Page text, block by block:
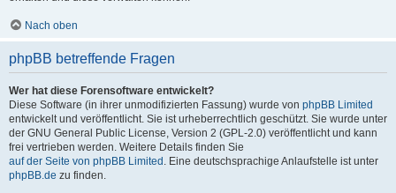
Nach oben
phpBB betreffende Fragen
Wer hat diese Forensoftware entwickelt?
Diese Software (in ihrer unmodifizierten Fassung) wurde von phpBB Limited
entwickelt und veröffentlicht. Sie ist urheberrechtlich geschützt. Sie wurde unter
der GNU General Public License, Version 2 (GPL-2.0) veröffentlicht und kann
frei vertrieben werden. Weitere Details finden Sie
auf der Seite von phpBB Limited . Eine deutschsprachige Anlaufstelle ist unter
phpBB.de zu finden.